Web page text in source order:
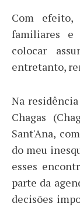
Com
familiares e
colocar
entretanto,
Na
Chagas
Sant'Ana,
do meu
esses
parte da
decisões